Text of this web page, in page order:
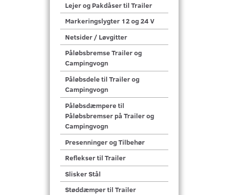
Lejer og Pakdåser til Trailer
Markeringslygter 12 og 24 V
Netsider / Løvgitter
Påløbsbremse Trailer og
Campingvogn
Påløbsdele til Trailer og
Campingvogn
Påløbsdæmpere til
Påløbsbremser på Trailer og
Campingvogn
Presenninger og Tilbehør
Reflekser til Trailer
Slisker Stål
Støddæmper til Trailer